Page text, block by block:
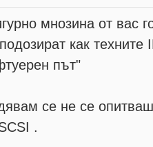
мнозина от вас
как техните
път"
се не се
.